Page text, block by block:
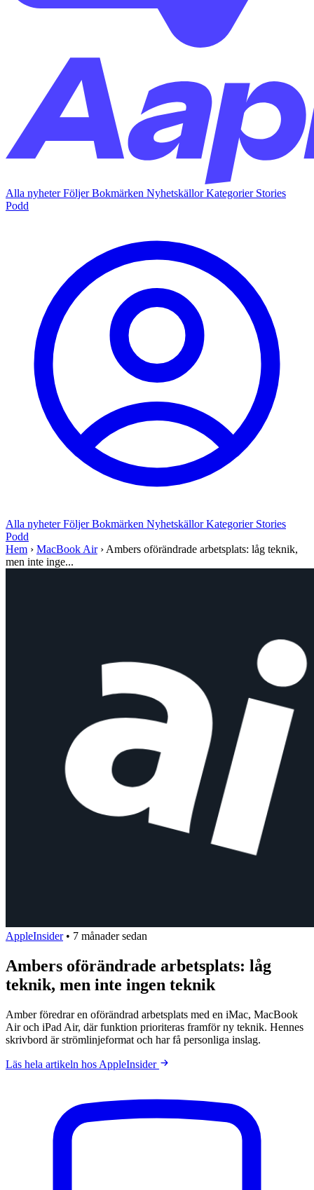
Alla nyheterFöljerBokmärken NyhetskällorKategorier Stories
Podd
Alla nyheterFöljerBokmärken NyhetskällorKategorier Stories
Podd
Hem › MacBook Air › Ambers oförändrade arbetsplats: låg teknik,
men inte inge...
AppleInsider • 7 månader sedan
Ambers oförändrade arbetsplats: låg
teknik, men inte ingen teknik
Amber föredrar en oförändrad arbetsplats med en iMac, MacBook
Air och iPad Air, där funktion prioriteras framför ny teknik. Hennes
skrivbord är strömlinjeformat och har få personliga inslag.
Läs hela artikeln hos AppleInsider